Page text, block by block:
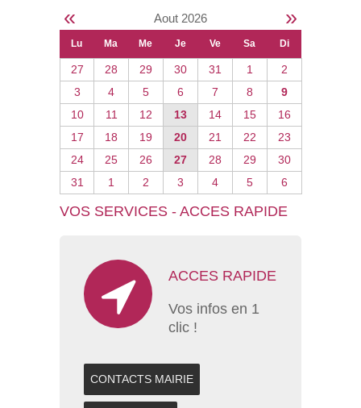
« Aout 2026 »
Lu Ma Me Je Ve Sa Di
27 28 29 30 31 1
2
3
4 5 6 7 8
9
10
11 12 13 14 15
16
17
18 19 20 21 22
23
24
25 26 27 28 29
30
31
1 2 3 4 5 6
VOS SERVICES - ACCES RAPIDE
ACCES RAPIDE
Vos infos en 1
clic !
CONTACTS MAIRIE